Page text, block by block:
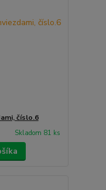
číslo.6
Skladom 81 ks